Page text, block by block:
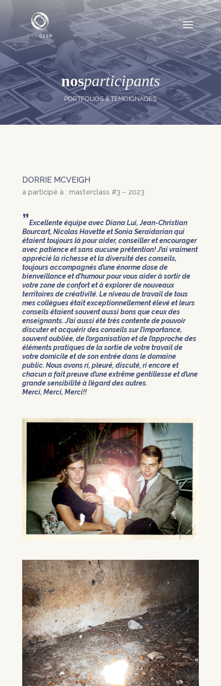
nosparticipants
PORTFOLIOS & TÉMOIGNAGES
DORRIE MCVEIGH
a participé à : masterclass #3 – 2023
”Excellente équipe avec Diana Lui, Jean-Christian
Bourcart, Nicolas Havette et Sonia Seraidarian qui
étaient toujours là pour aider, conseiller et encourager
avec patience et sans aucune prétention! J’ai vraiment
apprécié la richesse et la diversité des conseils,
toujours accompagnés d’une énorme dose de
bienveillance et d’humour pour vous aider à sortir de
votre zone de confort et à explorer de nouveaux
territoires de créativité. Le niveau de travail de tous
mes collègues était exceptionnellement élevé et leurs
conseils étaient souvent aussi bons que ceux des
enseignants. J’ai aussi été très contente de pouvoir
discuter et acquérir des conseils sur l’importance,
souvent oubliée, de l’organisation et de l’approche des
éléments pratiques de la sortie de votre travail de
votre domicile et de son entrée dans le domaine
public. Nous avons ri, pleuré, discuté, ri encore et
chacun a fait preuve d’une extrême gentillesse et d’une
grande sensibilité à l’égard des autres.
Merci, Merci, Merci!!